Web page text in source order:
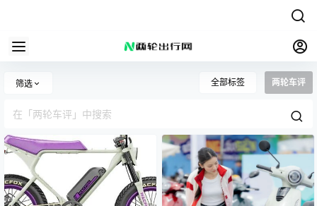
筛选 全部标签 两轮车评